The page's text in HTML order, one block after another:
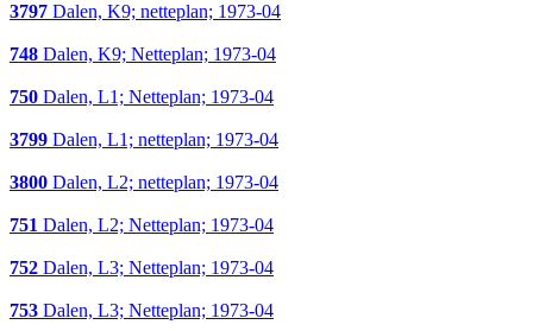
3797 Dalen, K9; netteplan; 1973-04
748 Dalen, K9; Netteplan; 1973-04
750 Dalen, L1; Netteplan; 1973-04
3799 Dalen, L1; netteplan; 1973-04
3800 Dalen, L2; netteplan; 1973-04
751 Dalen, L2; Netteplan; 1973-04
752 Dalen, L3; Netteplan; 1973-04
753 Dalen, L3; Netteplan; 1973-04